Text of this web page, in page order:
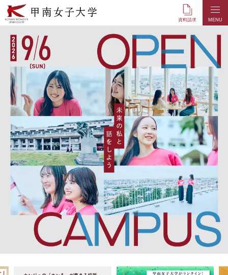
本
文
へ
資料請求 MENU